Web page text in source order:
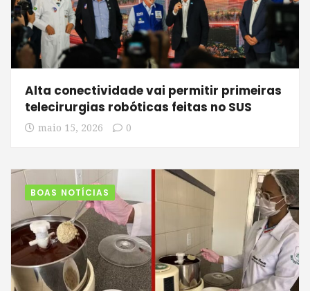
Alta conectividade vai permitir primeiras
telecirurgias robóticas feitas no SUS
maio 15, 2026 0
BOAS NOTÍCIAS